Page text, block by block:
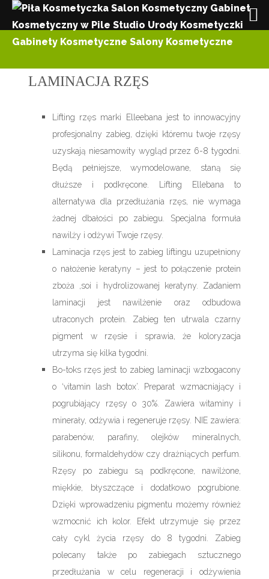
LAMINACJA RZĘS
Lifting rzęs marki Elleebana jest to innowacyjny
profesjonalny zabieg, dzięki któremu twoje rzęsy
uzyskają niesamowity wygląd przez 6-8 tygodni.
Będą pełniejsze, wymodelowane, staną się
dłuższe i podkręcone. Lifting Ellebana to
alternatywa dla przedłużania rzęs, nie wymaga
żadnej dbałości po zabiegu. Specjalna formuła
nawilży i odżywi Twoje rzęsy.
Laminacja rzęs jest to zabieg liftingu uzupełniony
o nałożenie keratyny – jest to połączenie protein
zboża ,soi i hydrolizowanej keratyny. Zadaniem
laminacji jest nawilżenie oraz odbudowa
utraconych protein. Zabieg ten utrwala czarny
pigment w rzęsie i sprawia, że koloryzacja
utrzyma się kilka tygodni.
Bo-toks rzęs jest to zabieg laminacji wzbogacony
o ‘vitamin lash botox’. Preparat wzmacniający i
pogrubiający rzęsy o 30%. Zawiera witaminy i
minerały, odżywia i regeneruje rzęsy. NIE zawiera:
parabenów, parafiny, olejków mineralnych,
silikonu, formaldehydów czy drażniących perfum.
Rzęsy po zabiegu są podkręcone, nawilżone,
miękkie, błyszczące i dodatkowo pogrubione.
Dzięki wprowadzeniu pigmentu możemy również
wzmocnić ich kolor. Efekt utrzymuje się przez
cały cykl życia rzęsy do 8 tygodni. Zabieg
polecany także po zabiegach sztucznego
przedłużania w celu regeneracji i odżywienia